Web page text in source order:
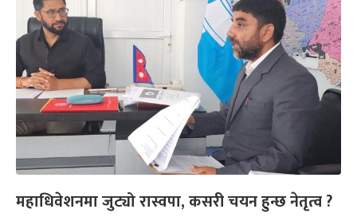
महाधिवेशनमा जुट्यो रास्वपा, कसरी चयन हुन्छ नेतृत्व ?